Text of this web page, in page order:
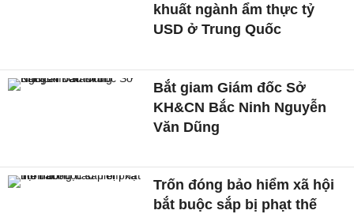
khuất ngành ẩm thực tỷ
USD ở Trung Quốc
Bắt giam Giám đốc Sở
KH&CN Bắc Ninh Nguyễn
Văn Dũng
Trốn đóng bảo hiểm xã hội
bắt buộc sắp bị phạt thế